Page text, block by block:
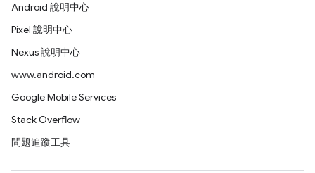
Android 說明中心
Pixel 說明中心
Nexus 說明中心
www.android.com
Google Mobile Services
Stack Overflow
問題追蹤工具